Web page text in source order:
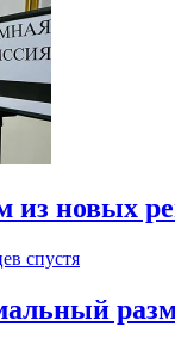
из новых
спустя